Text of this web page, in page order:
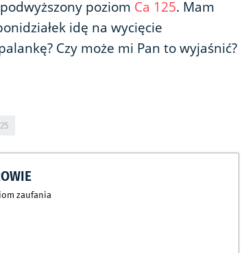
poziom Ca 125. Mam
idę na wycięcie
Czy może mi Pan to wyjaśnić?
zaufania